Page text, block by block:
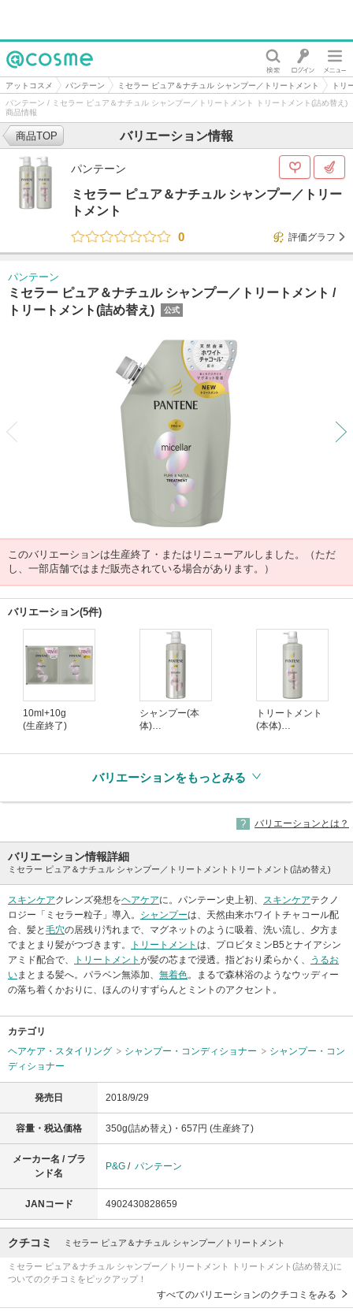
@cosme
アットコスメ パンテーン ミセラー ピュア＆ナチュル シャンプー／トリートメント
トリ
パンテーン / ミセラー ピュア＆ナチュル シャンプー／トリートメント トリートメント(詰め替え)
商品情報
バリエーション情報
商品TOP
パンテーン
ミセラー ピュア＆ナチュル シャンプー／トリー
トメント
0
評価グラフ
パンテーン
ミセラー ピュア＆ナチュル シャンプー／トリートメント /
トリートメント(詰め替え)
公式
このバリエーションは生産終了・またはリニューアルしました。（ただ
し、一部店舗ではまだ販売されている場合があります。）
バリエーション(5件)
10ml+10g
(生産終了)
シャンプー(本
体)
トリートメント
(本体)
バリエーションをもっとみる
バリエーションとは？
バリエーション情報詳細
ミセラー ピュア＆ナチュル シャンプー／トリートメントトリートメント(詰め替え)
スキンケアクレンズ発想をヘアケアに。パンテーン史上初、 スキンケアテクノ
ロジー「ミセラー粒子」導入。 シャンプーは、天然由来ホワイトチャコール配
合、髪と 毛穴の居残り汚れまで、マグネットのように吸着、洗い流し、夕方ま
でまとまり髪がつづきます。
トリートメント は、プロビタミンB5とナイアシン
アミド配合で、
トリートメント が髪の芯まで浸透。指どおり柔らかく、
うるお
いまとまる髪へ。パラベン無添加、 無着色。まるで森林浴のようなウッディー
の落ち着くかおりに、ほんのりすずらんとミントのアクセント。
カテゴリ
ヘアケア・スタイリング
シャンプー・コンディショナー
シャンプー・コン
ディショナー
発売日 2018/9/29
容量・税込価格 350g(詰め替え)・657円 (生産終了)
メーカー名 / ブラ
ンド名
P&G / パンテーン
JANコード 4902430828659
クチコミ ミセラー ピュア＆ナチュル シャンプー／トリートメント
ミセラー ピュア＆ナチュル シャンプー／トリートメント トリートメント(詰め替え)に
ついてのクチコミをピックアップ！
すべてのバリエーションのクチコミをみる